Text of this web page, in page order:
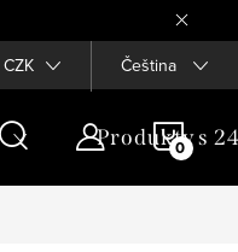
CZK Čeština
Produkty s